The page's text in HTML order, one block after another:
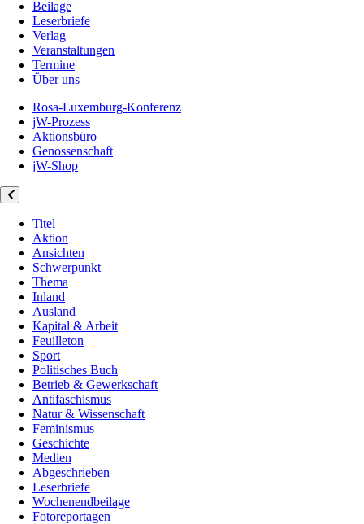
Beilage
Leserbriefe
Verlag
Veranstaltungen
Termine
Über uns
Rosa-Luxemburg-Konferenz
jW-Prozess
Aktionsbüro
Genossenschaft
jW-Shop
Titel
Aktion
Ansichten
Schwerpunkt
Thema
Inland
Ausland
Kapital & Arbeit
Feuilleton
Sport
Politisches Buch
Betrieb & Gewerkschaft
Antifaschismus
Natur & Wissenschaft
Feminismus
Geschichte
Medien
Abgeschrieben
Leserbriefe
Wochenendbeilage
Fotoreportagen